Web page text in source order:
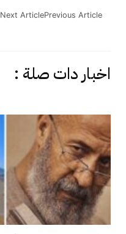
Previous Article
Next Article
اخبار دات صلة :